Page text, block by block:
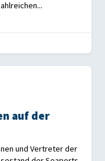
auf der
und Vertreter der